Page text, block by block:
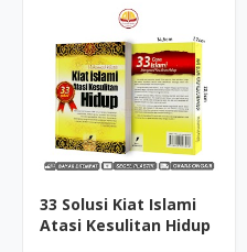
33 Solusi Kiat Islami
Atasi Kesulitan Hidup